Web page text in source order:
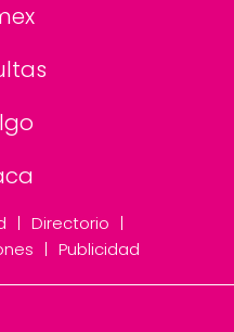
Directorio
Publicidad